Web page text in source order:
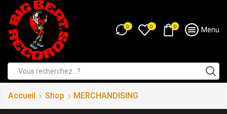
0 0 0 Menu
Accueil Shop MERCHANDISING